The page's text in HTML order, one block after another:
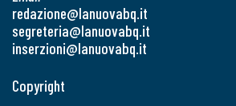
redazione@lanuovabq.it
segreteria@lanuovabq.it
inserzioni@lanuovabq.it
Copyright